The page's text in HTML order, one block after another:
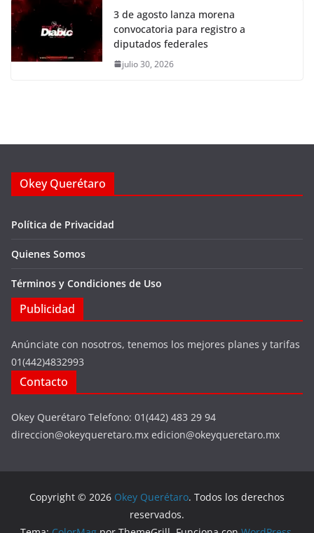
3 de agosto lanza morena
convocatoria para registro a
diputados federales
julio 30, 2026
Okey Querétaro
Política de Privacidad
Quienes Somos
Términos y Condiciones de Uso
Publicidad
Anúnciate con nosotros, tenemos los mejores planes y tarifas
01(442)4832993
Contacto
Okey Querétaro Telefono: 01(442) 483 29 94
direccion@okeyqueretaro.mx edicion@okeyqueretaro.mx
Copyright © 2026 Okey Querétaro. Todos los derechos
reservados.